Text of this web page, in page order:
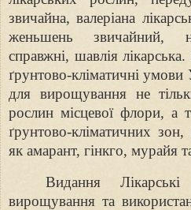
звичайна,валеріана
женьшень звичайний,
справжні, шавлія
ґрунтово-кліматичні умови
для вирощування не
рослин місцевої флори, а
ґрунтово-кліматичних зон,
як амарант, гінкго, мурайя
Видання
вирощування та